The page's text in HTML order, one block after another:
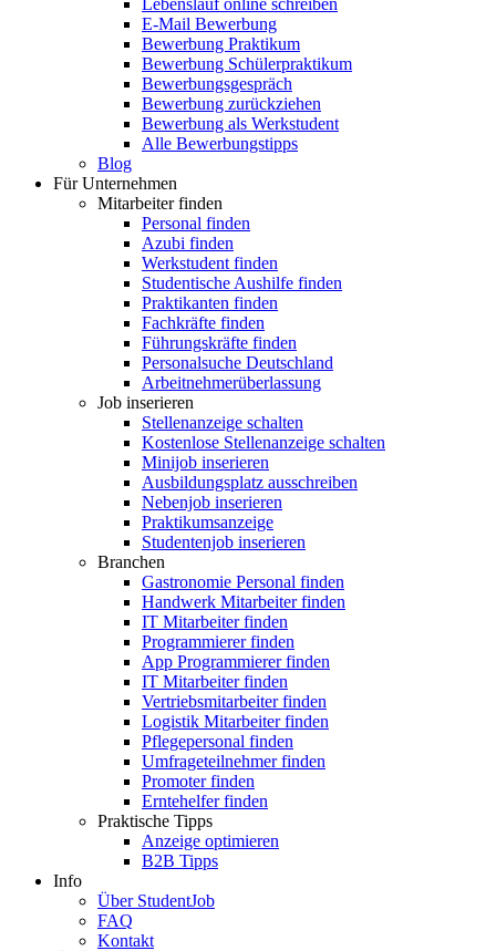
Lebenslauf online schreiben
E-Mail Bewerbung
Bewerbung Praktikum
Bewerbung Schülerpraktikum
Bewerbungsgespräch
Bewerbung zurückziehen
Bewerbung als Werkstudent
Alle Bewerbungstipps
Blog
Für Unternehmen
Mitarbeiter finden
Personal finden
Azubi finden
Werkstudent finden
Studentische Aushilfe finden
Praktikanten finden
Fachkräfte finden
Führungskräfte finden
Personalsuche Deutschland
Arbeitnehmerüberlassung
Job inserieren
Stellenanzeige schalten
Kostenlose Stellenanzeige schalten
Minijob inserieren
Ausbildungsplatz ausschreiben
Nebenjob inserieren
Praktikumsanzeige
Studentenjob inserieren
Branchen
Gastronomie Personal finden
Handwerk Mitarbeiter finden
IT Mitarbeiter finden
Programmierer finden
App Programmierer finden
IT Mitarbeiter finden
Vertriebsmitarbeiter finden
Logistik Mitarbeiter finden
Pflegepersonal finden
Umfrageteilnehmer finden
Promoter finden
Erntehelfer finden
Praktische Tipps
Anzeige optimieren
B2B Tipps
Info
Über StudentJob
FAQ
Kontakt